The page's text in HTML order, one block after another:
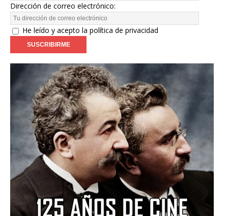
Dirección de correo electrónico:
He leído y acepto la política de privacidad